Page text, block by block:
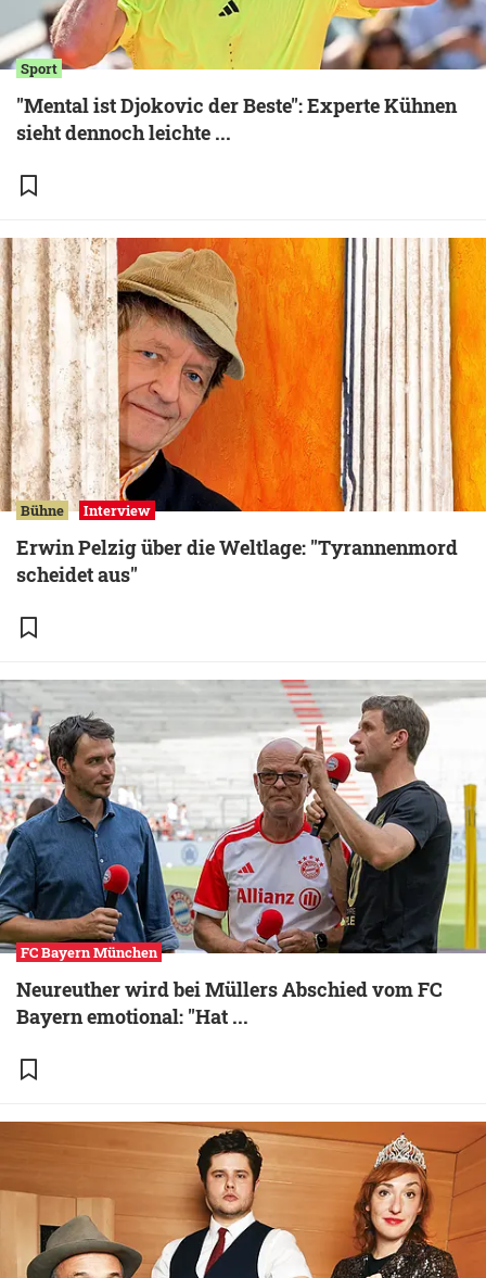
Sport
"Mental ist Djokovic der Beste": Experte Kühnen
sieht dennoch leichte ...
Bühne Interview
Erwin Pelzig über die Weltlage: "Tyrannenmord
scheidet aus"
FC Bayern München
Neureuther wird bei Müllers Abschied vom FC
Bayern emotional: "Hat ...